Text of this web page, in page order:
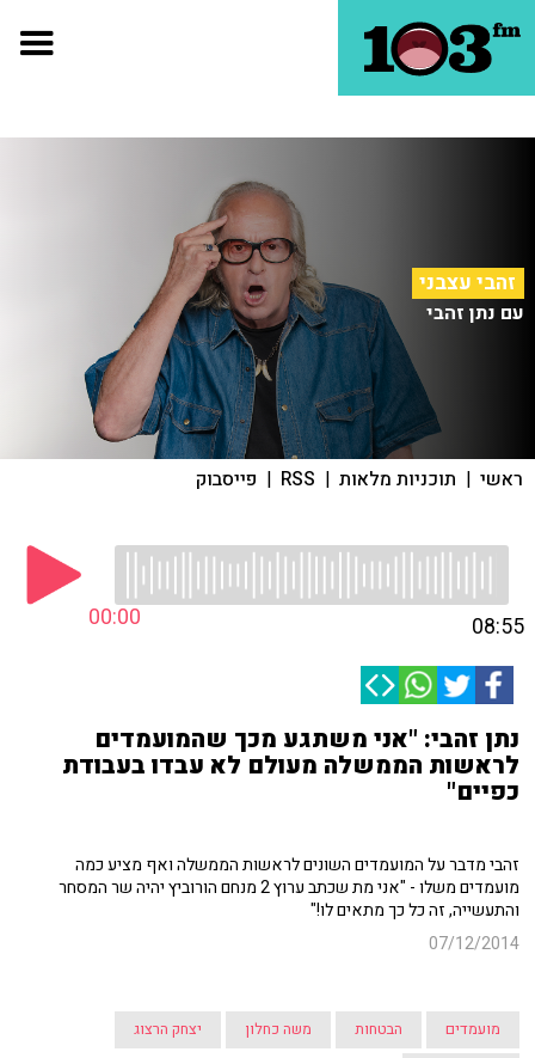
זהבי עצבני
עם נתן זהבי
ראשי | תוכניות מלאות |
RSS
| פייסבוק
00:00 08:55
נתן זהבי: "אני משתגע מכך שהמועמדים
לראשות הממשלה מעולם לא עבדו בעבודת
כפיים"
זהבי מדבר על המועמדים השונים לראשות הממשלה ואף מציע כמה
מועמדים משלו - "אני מת שכתב ערוץ 2 מנחם הורוביץ יהיה שר המסחר
והתעשייה, זה כל כך מתאים לו!"
07/12/2014
מועמדים הבטחות משה כחלון
יצחק הרצוג